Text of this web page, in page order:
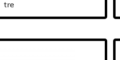
tre